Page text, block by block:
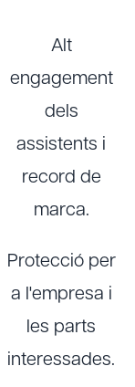
Alt
engagement
dels
assistents i
record de
marca.
Protecció per
a l'empresa i
les parts
interessades.